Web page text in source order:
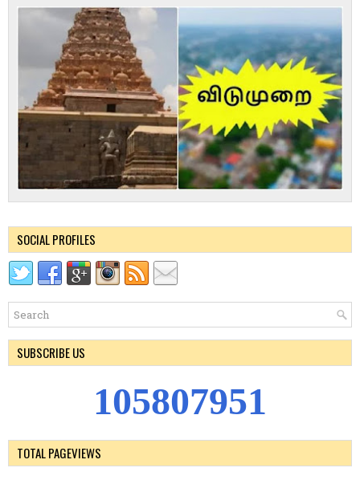
SOCIAL PROFILES
SUBSCRIBE US
105807951
TOTAL PAGEVIEWS